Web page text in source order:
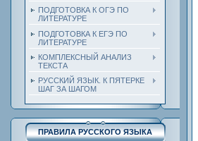
ПОДГОТОВКА К ОГЭ ПО
ЛИТЕРАТУРЕ
ПОДГОТОВКА К ЕГЭ ПО
ЛИТЕРАТУРЕ
КОМПЛЕКСНЫЙ АНАЛИЗ
ТЕКСТА
РУССКИЙ ЯЗЫК. К ПЯТЕРКЕ
ШАГ ЗА ШАГОМ
ПРАВИЛА РУССКОГО ЯЗЫКА